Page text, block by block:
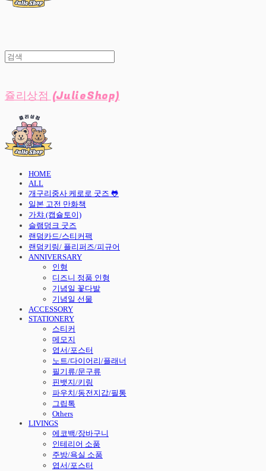
쥴리상점 (JulieShop)
HOME
ALL
개구리중사 케로로 굿즈 🐸
일본 고전 만화책
가챠 (캡슐토이)
슬램덩크 굿즈
랜덤카드/스티커팩
랜덤키링/ 플리퍼즈/피규어
ANNIVERSARY
인형
디즈니 정품 인형
기념일 꽃다발
기념일 선물
ACCESSORY
STATIONERY
스티커
메모지
엽서/포스터
노트/다이어리/플래너
필기류/문구류
핀뱃지/키링
파우치/동전지갑/필통
그립톡
Others
LIVINGS
에코백/장바구니
인테리어 소품
주방/욕실 소품
엽서/포스터